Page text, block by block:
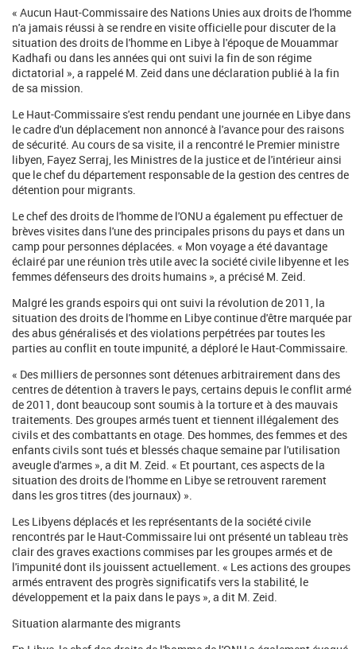
« Aucun Haut-Commissaire des Nations Unies aux droits de l'homme
n'a jamais réussi à se rendre en visite officielle pour discuter de la
situation des droits de l'homme en Libye à l'époque de Mouammar
Kadhafi ou dans les années qui ont suivi la fin de son régime
dictatorial », a rappelé M. Zeid dans une déclaration publié à la fin
de sa mission.
Le Haut-Commissaire s'est rendu pendant une journée en Libye dans
le cadre d'un déplacement non annoncé à l'avance pour des raisons
de sécurité. Au cours de sa visite, il a rencontré le Premier ministre
libyen, Fayez Serraj, les Ministres de la justice et de l'intérieur ainsi
que le chef du département responsable de la gestion des centres de
détention pour migrants.
Le chef des droits de l'homme de l'ONU a également pu effectuer de
brèves visites dans l'une des principales prisons du pays et dans un
camp pour personnes déplacées. « Mon voyage a été davantage
éclairé par une réunion très utile avec la société civile libyenne et les
femmes défenseurs des droits humains », a précisé M. Zeid.
Malgré les grands espoirs qui ont suivi la révolution de 2011, la
situation des droits de l'homme en Libye continue d'être marquée par
des abus généralisés et des violations perpétrées par toutes les
parties au conflit en toute impunité, a déploré le Haut-Commissaire.
« Des milliers de personnes sont détenues arbitrairement dans des
centres de détention à travers le pays, certains depuis le conflit armé
de 2011, dont beaucoup sont soumis à la torture et à des mauvais
traitements. Des groupes armés tuent et tiennent illégalement des
civils et des combattants en otage. Des hommes, des femmes et des
enfants civils sont tués et blessés chaque semaine par l'utilisation
aveugle d'armes », a dit M. Zeid. « Et pourtant, ces aspects de la
situation des droits de l'homme en Libye se retrouvent rarement
dans les gros titres (des journaux) ».
Les Libyens déplacés et les représentants de la société civile
rencontrés par le Haut-Commissaire lui ont présenté un tableau très
clair des graves exactions commises par les groupes armés et de
l'impunité dont ils jouissent actuellement. « Les actions des groupes
armés entravent des progrès significatifs vers la stabilité, le
développement et la paix dans le pays », a dit M. Zeid.
Situation alarmante des migrants